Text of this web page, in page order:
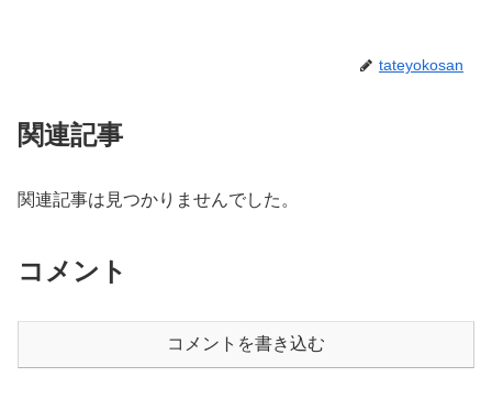
tateyokosan
関連記事
関連記事は見つかりませんでした。
コメント
コメントを書き込む